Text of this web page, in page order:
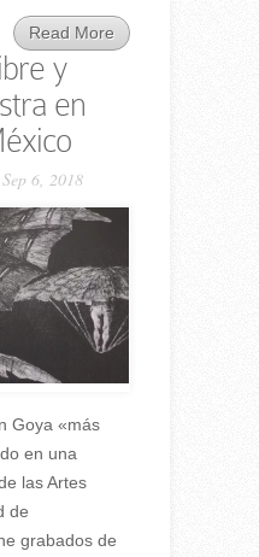
Read More
y
en
6, 2018
Goya «más
en una
las Artes
de
grabados de